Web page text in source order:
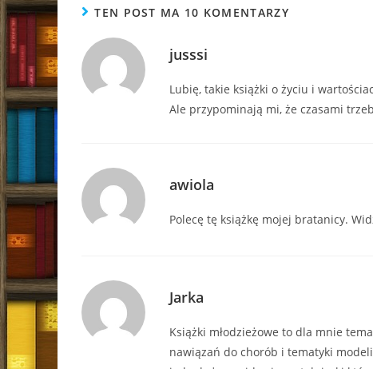
TEN POST MA 10 KOMENTARZY
jusssi
Lubię, takie książki o życiu i
Ale przypominają mi, że czasami
awiola
Polecę tę książkę mojej bratanicy.
Jarka
Książki młodzieżowe to dla mnie
nawiązań do chorób i tematyki